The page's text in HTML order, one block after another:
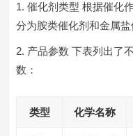
催化剂类型 根据催化
分为胺类催化剂和金属盐
产品参数 下表列出了
数：
类型 化学名称